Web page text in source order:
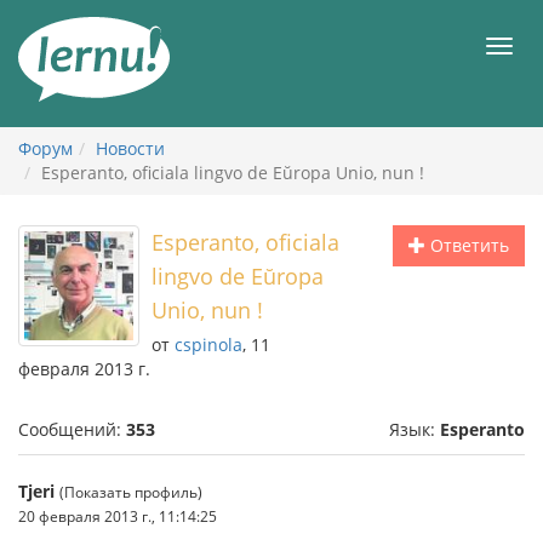
содержанию
Форум
Новости
Esperanto, oficiala lingvo de Eŭropa Unio, nun !
Ответить
Esperanto, oficiala
lingvo de Eŭropa
Unio, nun !
от cspinola, 11
февраля 2013 г.
Сообщений: 353 Язык: Esperanto
Tjeri (Показать профиль)
20 февраля 2013 г., 11:14:25